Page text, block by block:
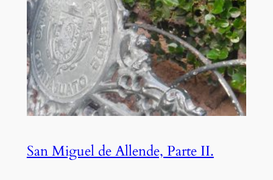
San Miguel de Allende, Parte II.